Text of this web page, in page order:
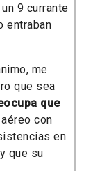
9 currante
entraban
me
que sea
que
con
en
que su